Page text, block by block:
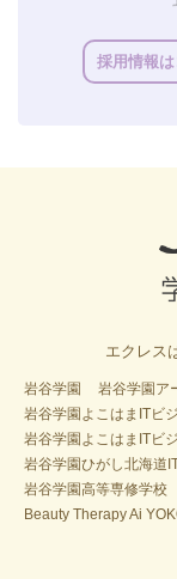
採用情報
エクレス
岩谷学園
岩谷学園ア
岩谷学園よこはまITビ
岩谷学園よこはまITビ
岩谷学園ひがし北海道
岩谷学園高等専修学校
Beauty Therapy Ai